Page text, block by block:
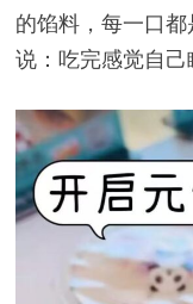
的馅料，每一口
说：吃完感觉自己